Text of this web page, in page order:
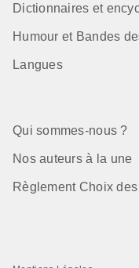
Dictionnaires et
Humour et Bandes
Langues
Qui sommes-nous ?
Nos auteurs à la une
Règlement Choix